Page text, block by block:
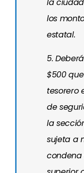
los
estatal.
5.
$500
tesorero
de
la
sujeta a
condena